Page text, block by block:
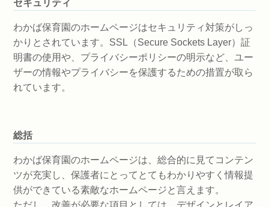
セキュリティ
わかば保育園のホームページはセキュリティ対策がしっ
かりとされています。SSL（Secure Sockets Layer）証
明書の使用や、プライバシーポリシーの明示など、ユー
ザーの情報やプライバシーを保護するための措置が取ら
れています。
総括
わかば保育園のホームページは、総合的に見てコンテン
ツが充実し、保護者にとってとてもわかりやすく情報提
供ができている素敵なホームページと言えます。
ただし、改善が必要な項目としては、デザインとレイア